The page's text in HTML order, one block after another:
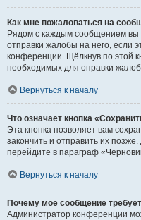
Как мне пожаловаться на
Рядом с каждым сообщением вы
отправки жалобы на него, если
конференции. Щёлкнув по этой
необходимых для оправки
Вернуться к началу
Что означает кнопка
Эта кнопка позволяет вам
закончить и отправить их
перейдите в параграф
Вернуться к началу
Почему моё сообщение
Администратор конференции